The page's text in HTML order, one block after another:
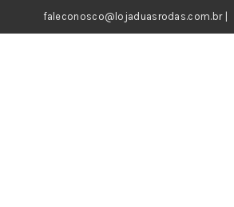
faleconosco@lojaduasrodas.com.br|